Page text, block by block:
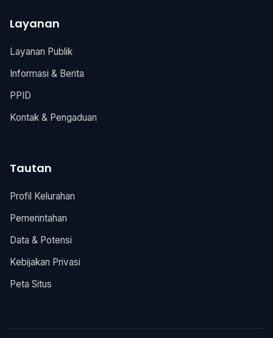
Layanan
Layanan Publik
Informasi & Berita
PPID
Kontak & Pengaduan
Tautan
Profil Kelurahan
Pemerintahan
Data & Potensi
Kebijakan Privasi
Peta Situs